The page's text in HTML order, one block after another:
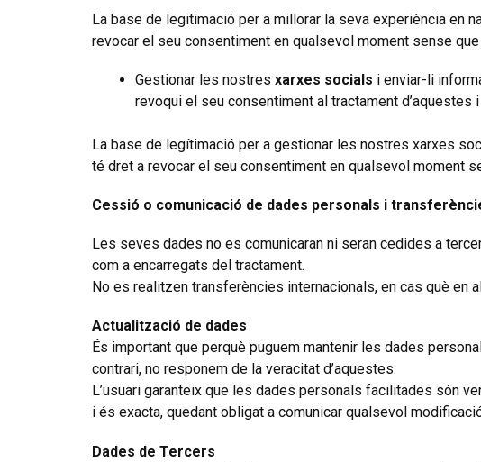
La base de legitimació per a millorar la seva experiència en
revocar el seu consentiment en qualsevol moment sense
Gestionar les nostres xarxes socials i enviar-li
revoqui el seu consentiment al tractament
La base de legítimació per a gestionar les nostres xarxes
té dret a revocar el seu consentiment en qualsevol moment
Cessió o comunicació de dades personals i
Les seves dades no es comunicaran ni seran cedides a
com a encarregats del tractament.
No es realitzen transferències internacionals, en cas què en
Actualització de dades
És important que perquè puguem mantenir les dades
contrari, no responem de la veracitat d’aquestes.
L’usuari garanteix que les dades personals facilitades són
i és exacta, quedant obligat a comunicar qualsevol
Dades de Tercers